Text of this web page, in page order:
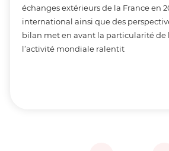
échanges extérieurs de la France en
international ainsi que des
bilan met en avant la particularité de
l’activité mondiale ralentit